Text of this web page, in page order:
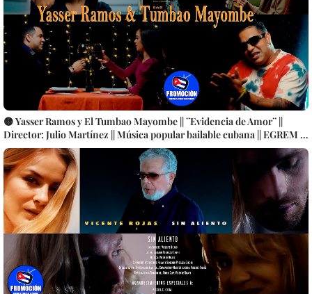
🟡 Yasser Ramos y El Tumbao Mayombe || ¨Evidencia de Amor¨ ||
Director: Julio Martínez || Música popular bailable cubana || EGREM ||
Videoclip || CUBA